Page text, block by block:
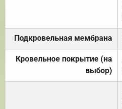
Подкровельная мембрана
Кровельное покрытие (на
выбор)